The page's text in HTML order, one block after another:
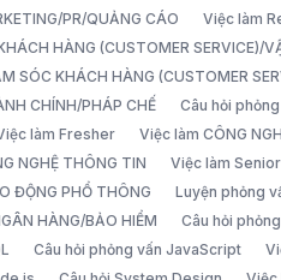
PR/QUẢNG CÁO
Việc làm
HÀNG (CUSTOMER SERVICE)/
SÓC KHÁCH HÀNG (CUSTOMER
CHÍNH/PHÁP CHẾ
Câu hỏi
làm Fresher Việc làm CÔNG
NGHỆ THÔNG TIN
Việc làm Senior
ĐỘNG PHỔ THÔNG
Luyện phỏng
HÀNG/BẢO HIỂM
Câu hỏi
Câu hỏi phỏng vấn JavaScript